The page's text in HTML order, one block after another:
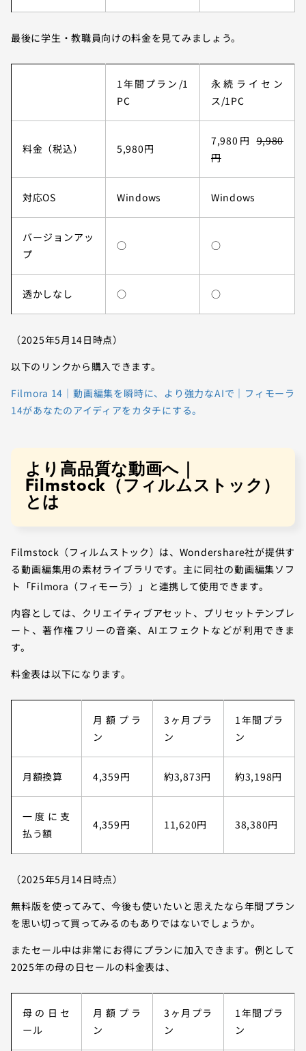
最後に学生・教職員向けの料金を見てみましょう。
1年間プラン/1
PC
永続ライセン
ス/1PC
料金（税込） 5,980円
7,980円9,980
円
対応OS Windows Windows
バージョンアッ
プ
○ ○
透かしなし ○ ○
（2025年5月14日時点）
以下のリンクから購入できます。
Filmora 14｜動画編集を瞬時に、より強力なAIで｜フィモーラ
14があなたのアイディアをカタチにする。
より高品質な動画へ｜
Filmstock（フィルムストック）
とは
Filmstock（フィルムストック）は、Wondershare社が提供す
る動画編集用の素材ライブラリです。主に同社の動画編集ソフ
ト「Filmora（フィモーラ）」と連携して使用できます。
内容としては、クリエイティブアセット、プリセットテンプレ
ート、著作権フリーの音楽、AIエフェクトなどが利用できま
す。
料金表は以下になります。
月額プラ
ン
3ヶ月プラ
ン
1年間プラ
ン
月額換算 4,359円 約3,873円 約3,198円
一度に支
払う額
4,359円 11,620円 38,380円
（2025年5月14日時点）
無料版を使ってみて、今後も使いたいと思えたなら年間プラン
を思い切って買ってみるのもありではないでしょうか。
またセール中は非常にお得にプランに加入できます。例として
2025年の母の日セールの料金表は、
母の日セ
ール
月額プラ
ン
3ヶ月プラ
ン
1年間プラ
ン